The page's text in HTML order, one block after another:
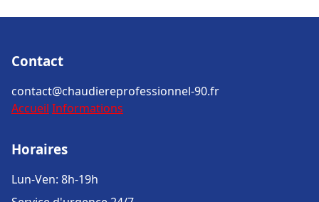
Contact
contact@chaudiereprofessionnel-90.fr
Accueil Informations
Horaires
Lun-Ven: 8h-19h